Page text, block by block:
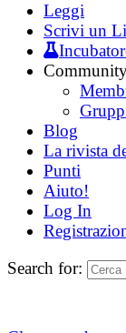
Leggi
Scrivi un
Blog
La rivista
Punti
Aiuto!
Log In
Search for: